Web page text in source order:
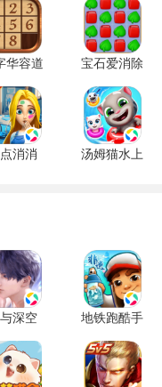
率找到隐身烟雾弹，
追捕者的追踪。
往能事半功倍。
具搭配能产生意想不
趣味体验。
时回顾自己的游戏过
身实力。
华容道
手机
版
宝石爱消除
1.0.5 手机
版
消消
汤姆猫水上
深空
官方
正版
地铁跑酷手
表版 7.04.0
中文版